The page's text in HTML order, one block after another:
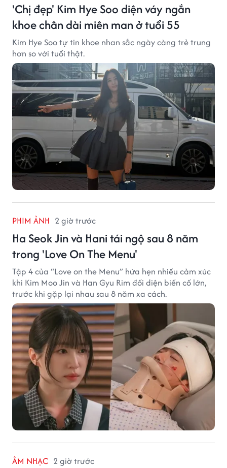
'Chị đẹp' Kim Hye Soo diện váy ngắn
khoe chân dài miên man ở tuổi 55
Kim Hye Soo tự tin khoe nhan sắc ngày càng trẻ trung
hơn so với tuổi thật.
PHIM ẢNH 2 giờ trước
Ha Seok Jin và Hani tái ngộ sau 8 năm
trong 'Love On The Menu'
Tập 4 của “Love on the Menu” hứa hẹn nhiều cảm xúc
khi Kim Moo Jin và Han Gyu Rim đối diện biến cố lớn,
trước khi gặp lại nhau sau 8 năm xa cách.
ÂM NHẠC 2 giờ trước